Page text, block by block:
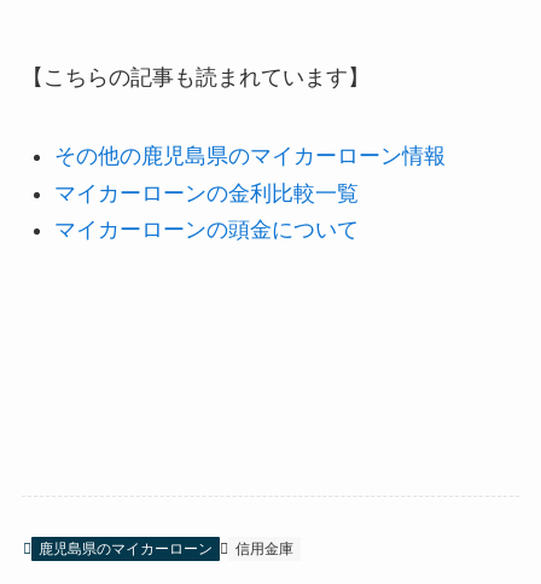
【こちらの記事も読まれています】
その他の鹿児島県のマイカーローン情報
マイカーローンの金利比較一覧
マイカーローンの頭金について
鹿児島県のマイカーローン 信用金庫